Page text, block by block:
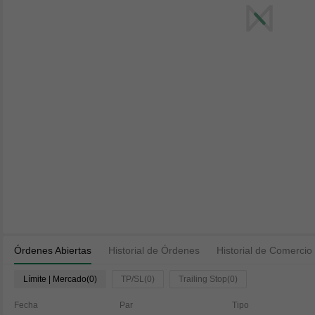
Órdenes Abiertas Historial de Órdenes Historial de Comercio
Límite | Mercado(0) TP/SL(0) Trailing Stop(0)
Fecha Par Tipo